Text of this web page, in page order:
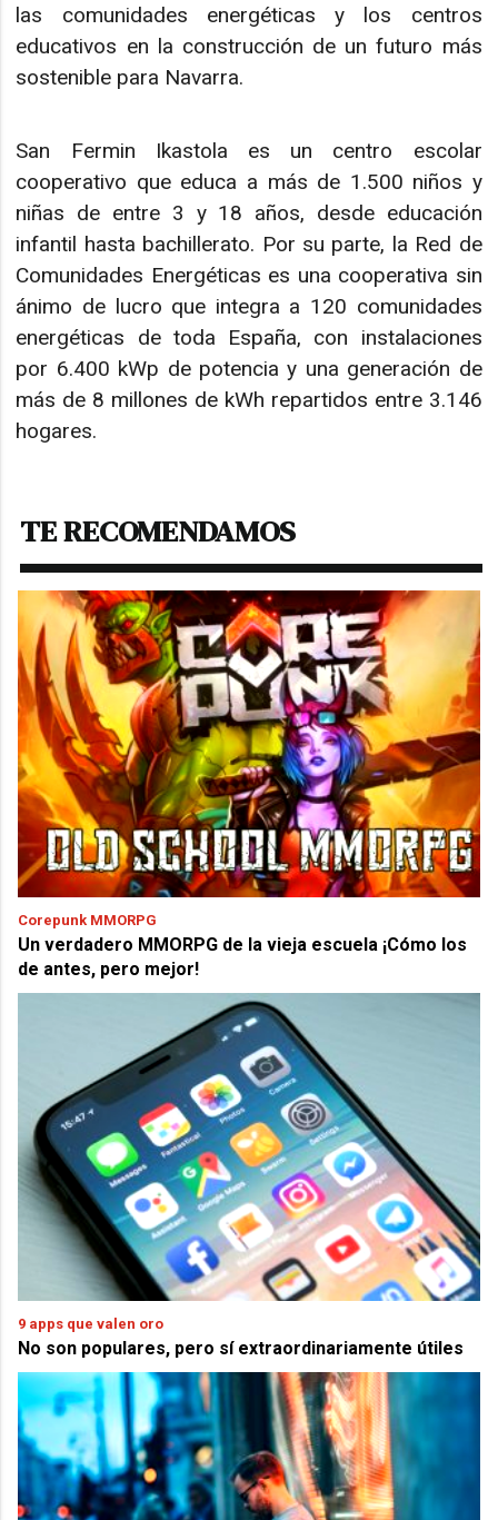
las comunidades energéticas y los centros
educativos en la construcción de un futuro más
sostenible para Navarra.
San Fermin Ikastola es un centro escolar
cooperativo que educa a más de 1.500 niños y
niñas de entre 3 y 18 años, desde educación
infantil hasta bachillerato. Por su parte, la Red de
Comunidades Energéticas es una cooperativa sin
ánimo de lucro que integra a 120 comunidades
energéticas de toda España, con instalaciones
por 6.400 kWp de potencia y una generación de
más de 8 millones de kWh repartidos entre 3.146
hogares.
TE RECOMENDAMOS
Corepunk MMORPG
Un verdadero MMORPG de la vieja escuela ¡Cómo los
de antes, pero mejor!
9 apps que valen oro
No son populares, pero sí extraordinariamente útiles